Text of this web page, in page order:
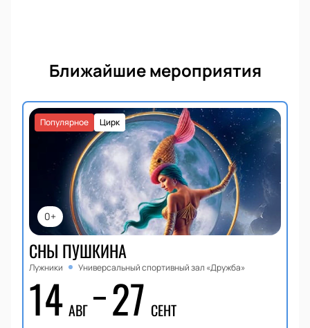
Ближайшие мероприятия
0+
Цирк
Популярное
СНЫ ПУШКИНА
Лужники Универсальный спортивный зал «Дружба»
14 АВГ 27 СЕНТ